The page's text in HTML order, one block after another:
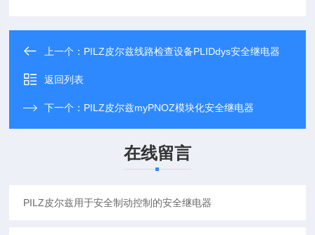
上一个： PILZ皮尔兹线路检查设备PLIDdys安全继电器
返回列表
下一个： PILZ皮尔兹myPNOZ模块化安全继电器
在线留言